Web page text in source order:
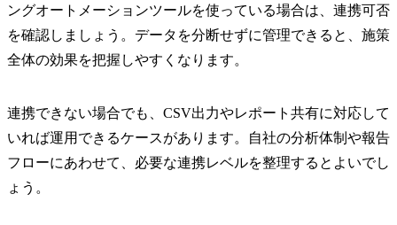
ングオートメーションツールを使っている場合は、連携可否
を確認しましょう。データを分断せずに管理できると、施策
全体の効果を把握しやすくなります。
連携できない場合でも、CSV出力やレポート共有に対応して
いれば運用できるケースがあります。自社の分析体制や報告
フローにあわせて、必要な連携レベルを整理するとよいでし
ょう。